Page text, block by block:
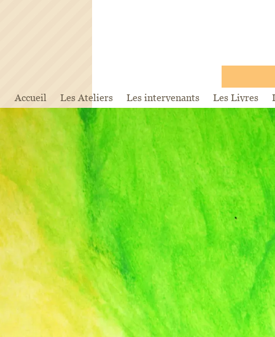
Accueil Les Ateliers Les intervenants Les Livres